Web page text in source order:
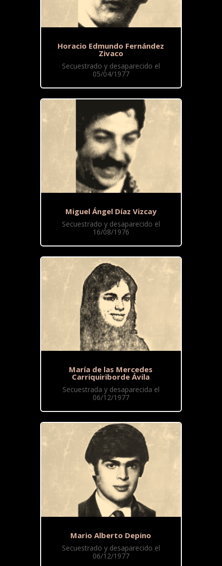
Horacio Edmundo Fernández
Zivaco
Secuestrado y desaparecido el
05/04/1977
Miguel Ángel Díaz Vizcay
Secuestrado y desaparecido el
16/08/1976
María de las Mercedes
Carriquiriborde Ávila
Secuestrada y desaparecida el
06/12/1977
Mario Alberto Depino
Secuestrado y desaparecido el
06/12/1977